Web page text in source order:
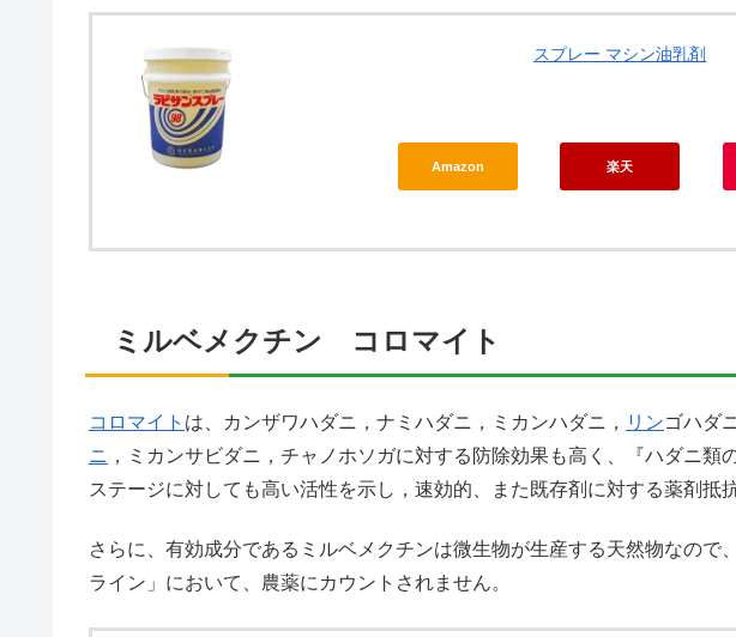
スプレー マシン油乳剤
Amazon 楽天
ミルベメクチン コロマイト
コロマイト は、カンザワハダニ，ナミハダニ，ミカンハダニ， リンゴハダ
ニ ，ミカンサビダニ，チャノホソガに対する防除効果も高く、『ハダニ類
ステージに対しても高い活性を示し，速効的、また既存剤に対する薬剤抵
さらに、有効成分であるミルベメクチンは微生物が生産する天然物なので
ライン」において、農薬にカウントされません。